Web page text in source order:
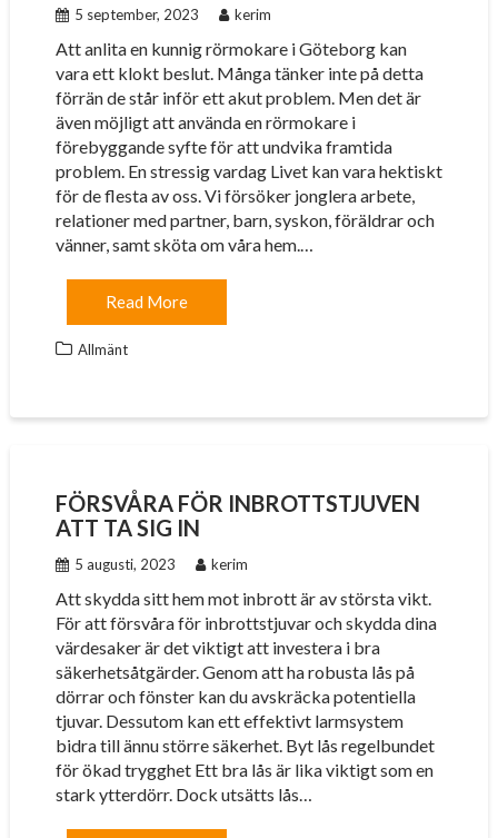
5 september, 2023 kerim
Att anlita en kunnig rörmokare i Göteborg kan
vara ett klokt beslut. Många tänker inte på detta
förrän de står inför ett akut problem. Men det är
även möjligt att använda en rörmokare i
förebyggande syfte för att undvika framtida
problem. En stressig vardag Livet kan vara hektiskt
för de flesta av oss. Vi försöker jonglera arbete,
relationer med partner, barn, syskon, föräldrar och
vänner, samt sköta om våra hem.…
Read More
Allmänt
FÖRSVÅRA FÖR INBROTTSTJUVEN
ATT TA SIG IN
5 augusti, 2023 kerim
Att skydda sitt hem mot inbrott är av största vikt.
För att försvåra för inbrottstjuvar och skydda dina
värdesaker är det viktigt att investera i bra
säkerhetsåtgärder. Genom att ha robusta lås på
dörrar och fönster kan du avskräcka potentiella
tjuvar. Dessutom kan ett effektivt larmsystem
bidra till ännu större säkerhet. Byt lås regelbundet
för ökad trygghet Ett bra lås är lika viktigt som en
stark ytterdörr. Dock utsätts lås…